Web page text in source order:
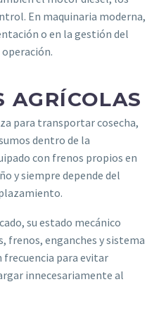
En maquinaria moderna,
o en la gestión del
AGRÍCOLAS
para transportar cosecha,
dentro de la
con frenos propios en
y siempre depende del
su estado mecánico
frenos, enganches y sistema
frecuencia para evitar
innecesariamente al